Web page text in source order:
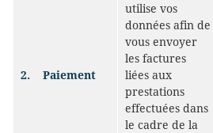
2. Paiement
utilise vos
données afin de
vous envoyer
les factures
liées aux
prestations
effectuées dans
le cadre de la